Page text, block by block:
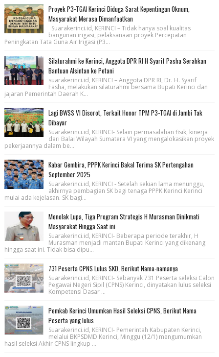
Proyek P3-TGAI Kerinci Diduga Sarat Kepentingan Oknum,
Masyarakat Merasa Dimanfaatkan
Suarakerinci.id, KERINCI – Tidak hanya soal kualitas
bangunan irigasi, pelaksanaan proyek Percepatan
Peningkatan Tata Guna Air Irigasi (P3...
Silaturahmi ke Kerinci, Anggota DPR RI H Syarif Pasha Serahkan
Bantuan Alsintan ke Petani
suarakerinci.id, KERINCI – Anggota DPR RI, Dr. H. Syarif
Fasha, melakukan silaturahmi bersama Bupati Kerinci dan
jajaran Pemerintah Daerah K...
Lagi BWSS VI Disorot, Terkait Honor TPM P3-TGAI di Jambi Tak
Dibayar
Suarakerinci.id, KERINCI- Selain permasalahan fisik, kinerja
dari Balai Wilayah Sumatera VI yang mengalokasikan proyek
pekerjaannya dalam be...
Kabar Gembira, PPPK Kerinci Bakal Terima SK Pertengahan
September 2025
Suarakerinci.id, KERINCI - Setelah sekian lama menunggu,
akhirnya pembagian SK bagi tenaga PPPK Kerinci Kerinci
mulai ada kejelasan. SK bagi...
Menolak Lupa, Tiga Program Strategis H Murasman Dinikmati
Masyarakat Hingga Saat ini
Suarakerinci.id, KERINCI- Beberapa periode terakhir, H
Murasman menjadi mantan Bupati Kerinci yang dikenang
hingga saat ini. Tidak bisa dipu...
731 Peserta CPNS Lulus SKD, Berikut Nama-namanya
Suarakerinci.id, KERINCI- Sebanyak 731 Peserta seleksi Calon
Pegawai Negeri Sipil (CPNS) Kerinci, dinyatakan lulus seleksi
Kompetensi Dasar ...
Pemkab Kerinci Umumkan Hasil Seleksi CPNS, Berikut Nama
Peserta yang lulus
Suarakerinci.id, KERINCI- Pemerintah Kabupaten Kerinci,
melalui BKPSDMD Kerinci, Minggu (12/1) mengumumkan
hasil seleksi Akhir CPNS lingkup ...